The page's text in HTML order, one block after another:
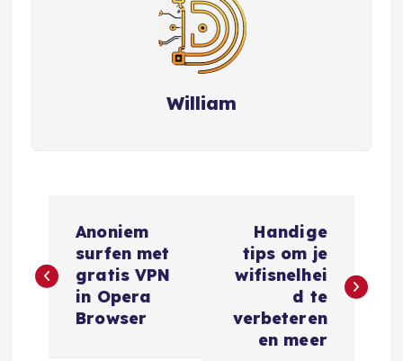
William
e
Anoniem
surfen met
gratis VPN
in Opera
Browser
Handige
tips om je
wifisnelhei
d te
verbeteren
en meer